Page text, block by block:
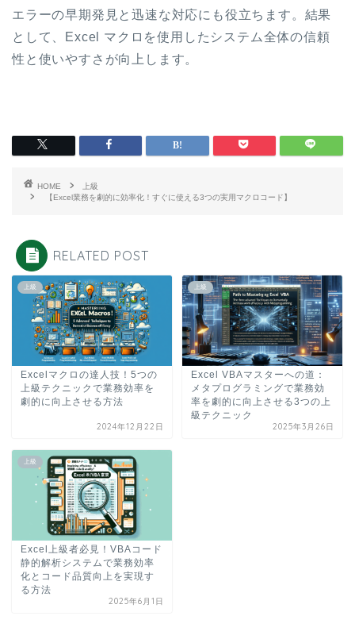
エラーの早期発見と迅速な対応にも役立ちます。結果
として、Excel マクロを使用したシステム全体の信頼
性と使いやすさが向上します。
HOME
上級
【Excel業務を劇的に効率化！すぐに使える3つの実用マクロコード】
RELATED POST
上級
Excelマクロの達人技！5つの
上級テクニックで業務効率を
劇的に向上させる方法
2024年12月22日
上級
Excel VBAマスターへの道：
メタプログラミングで業務効
率を劇的に向上させる3つの上
級テクニック
2025年3月26日
上級
Excel上級者必見！VBAコード
静的解析システムで業務効率
化とコード品質向上を実現す
る方法
2025年6月1日